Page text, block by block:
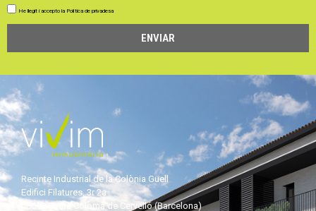
He llegit i accepto la Política de privadesa
ENVIAR
Recinte Industrial de la Colònia Güell
Edifici Filatures, 3r 2a
08690 Santa Coloma de Cervelló (Barcelona)